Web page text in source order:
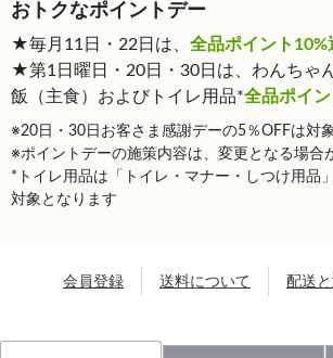
おトクなポイントデー
★毎月11日・22日は、 全品ポイント10%
★第1日曜日・20日・30日は、わんちゃ
飯（主食）およびトイレ用品*全品ポイ
※20日・30日お客さま感謝デーの5％OFFは対
※ポイントデーの施策内容は、変更となる場合
*トイレ用品は「トイレ・マナー・しつけ用品
対象となります
会員登録 送料について 配送